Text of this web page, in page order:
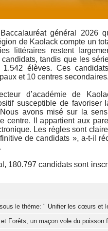
général 2026
de Kaolack compte un
littéraires restent
tandis que les
élèves. Ces
et 10 centres secondaires.
d’académie de
susceptible de favoriser
avons misé sur la
centre. Il appartient aux
Les règles sont
de candidats », a-t-il
180.797 candidats sont
le thème: " Unifier les cœurs et
Forêts, un maçon vole du poisson